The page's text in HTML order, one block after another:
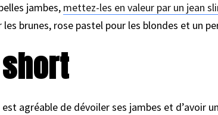
jambes, mettez-les en valeur par un jean
brunes, rose pastel pour les blondes et un
agréable de dévoiler ses jambes et d’avoir